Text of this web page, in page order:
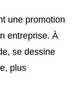
une promotion
entreprise. À
se dessine
plus